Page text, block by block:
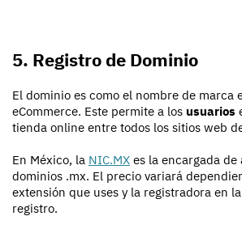
5. Registro de Dominio
El dominio es como el nombre de marca
eCommerce. Este permite a los usuarios
tienda online entre todos los sitios web
En México, la NIC.MX es la encargada de
dominios .mx. El precio variará
extensión que uses y la registradora en
registro.